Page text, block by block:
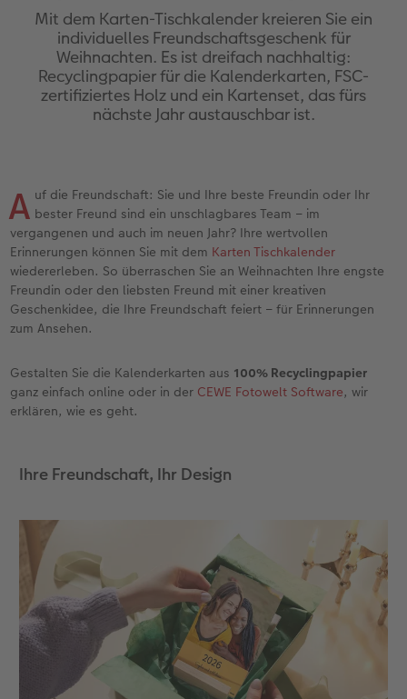
Erinnerungstasche
Personalisierter Schuber
Bestellwege
Reisefotobuch
Kundenbeispiele
Webinare & VHS
Erste Schritte
Neuheiten
Fotocollage
hexxas
Acrylglas
Hartschaum
Mehrteiler
Bestellwege
CEWE myPhotos
Extras
Fotosets
Fotosticker
Art Prints
Fotogrößen & Formate
Bestellwege
Last Minute Fotos
Fotos digitalisieren
Extras
Sofortfotos
Sofortsticker
Sofortfotos mit Rahmen
Sofortfotostreifen
Sofortfotogrußkarten
Sofortfotosets
Mehrteilige Sofortfotos
Fototassen
Emaille Becher
Trinkflasche
Textilien
Art Prints
Faber-Castell
CEWE Geschenkgutschein
CEWE myPhotos
Babykarten
Geburtskarten
Taufkarten
Digitale Grußkarte
Bestellwege
Papierqualitäten
CEWE myPhotos
Silikonhüllen
Handykette
Kunststoffhüllen
Bio-based Case
Mit Design
Bestellwege
Neuheiten
Wandkalender Fineline
Kundenbeispiele
Papierqualitäten
Kalender mit fertigem Design
Gestaltungsideen
CEWE myPhotos
Extras
für Männer
für Frauen
für Freundinnen
für Tierfreunde
Einfach & schnell gestaltet
Besondere Geschenkideen
Erste Schritte
Kreative Ideen mit Sofortfotos
Softwaretipps
Videotutorials
Anleitungen & Hilfe
Fotowettbewerbe
Neuheiten
Neue Funktionen
Erste Schritte
Softwaretipps
Mit dem Karten-Tischkalender kreieren Sie ein
individuelles Freundschaftsgeschenk für
Weihnachten. Es ist dreifach nachhaltig:
Recyclingpapier für die Kalenderkarten, FSC-
zertifiziertes Holz und ein Kartenset, das fürs
nächste Jahr austauschbar ist.
A uf die Freundschaft: Sie und Ihre beste Freundin oder Ihr
bester Freund sind ein unschlagbares Team – im
vergangenen und auch im neuen Jahr? Ihre wertvollen
Erinnerungen können Sie mit dem Karten Tischkalender
wiedererleben. So überraschen Sie an Weihnachten Ihre engste
Freundin oder den liebsten Freund mit einer kreativen
Geschenkidee, die Ihre Freundschaft feiert – für Erinnerungen
zum Ansehen.
Gestalten Sie die Kalenderkarten aus 100% Recyclingpapier
ganz einfach online oder in der CEWE Fotowelt Software, wir
erklären, wie es geht.
Ihre Freundschaft, Ihr Design